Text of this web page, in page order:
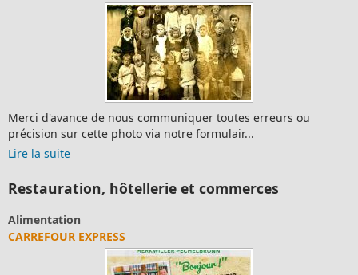
Merci d'avance de nous communiquer toutes erreurs ou
précision sur cette photo via notre formulair...
Lire la suite
Restauration, hôtellerie et commerces
Alimentation
CARREFOUR EXPRESS